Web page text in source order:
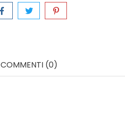
COMMENTI (0)